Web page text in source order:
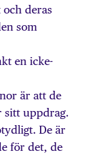
deras
som
en icke-
är att de
sitt uppdrag.
De är
för det, de